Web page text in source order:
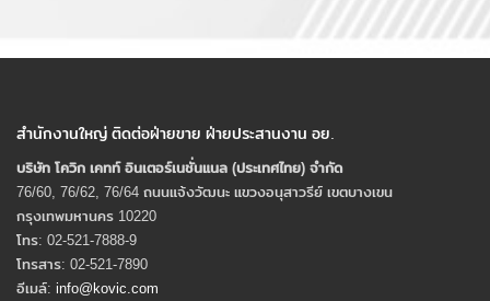
สำนักงานใหญ่ ติดต่อฝ่ายขาย ฝ่ายประสานงาน อย.
บริษัท โควิก เคทท์ อินเตอร์เนชั่นแนล (ประเทศไทย) จํากัด
76/60, 76/62, 76/64 ถนนแจ้งวัฒนะ แขวงอนุสาวรีย์ เขตบางเขน
กรุงเทพมหานคร 10220
โทร: 02-521-7888-9
โทรสาร: 02-521-7890
อีเมล์: info@kovic.com